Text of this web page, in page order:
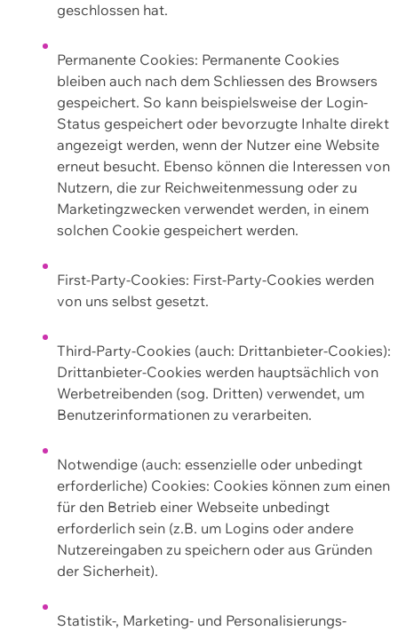
geschlossen hat.
Permanente Cookies: Permanente Cookies
bleiben auch nach dem Schliessen des Browsers
gespeichert. So kann beispielsweise der Login-
Status gespeichert oder bevorzugte Inhalte direkt
angezeigt werden, wenn der Nutzer eine Website
erneut besucht. Ebenso können die Interessen von
Nutzern, die zur Reichweitenmessung oder zu
Marketingzwecken verwendet werden, in einem
solchen Cookie gespeichert werden.
First-Party-Cookies: First-Party-Cookies werden
von uns selbst gesetzt.
Third-Party-Cookies (auch: Drittanbieter-Cookies):
Drittanbieter-Cookies werden hauptsächlich von
Werbetreibenden (sog. Dritten) verwendet, um
Benutzerinformationen zu verarbeiten.
Notwendige (auch: essenzielle oder unbedingt
erforderliche) Cookies: Cookies können zum einen
für den Betrieb einer Webseite unbedingt
erforderlich sein (z.B. um Logins oder andere
Nutzereingaben zu speichern oder aus Gründen
der Sicherheit).
Statistik-, Marketing- und Personalisierungs-